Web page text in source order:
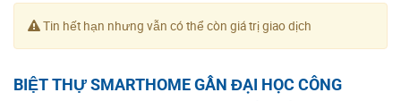
Tin hết hạn nhưng vẫn có thể còn giá trị giao dịch
BIỆT THỰ SMARTHOME GẦN ĐẠI HỌC CÔNG